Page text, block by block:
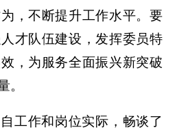
，不断提升工作水平。要
才队伍建设，发挥委员特
，为服务全面振兴新突破
。
工作和岗位实际，畅谈了